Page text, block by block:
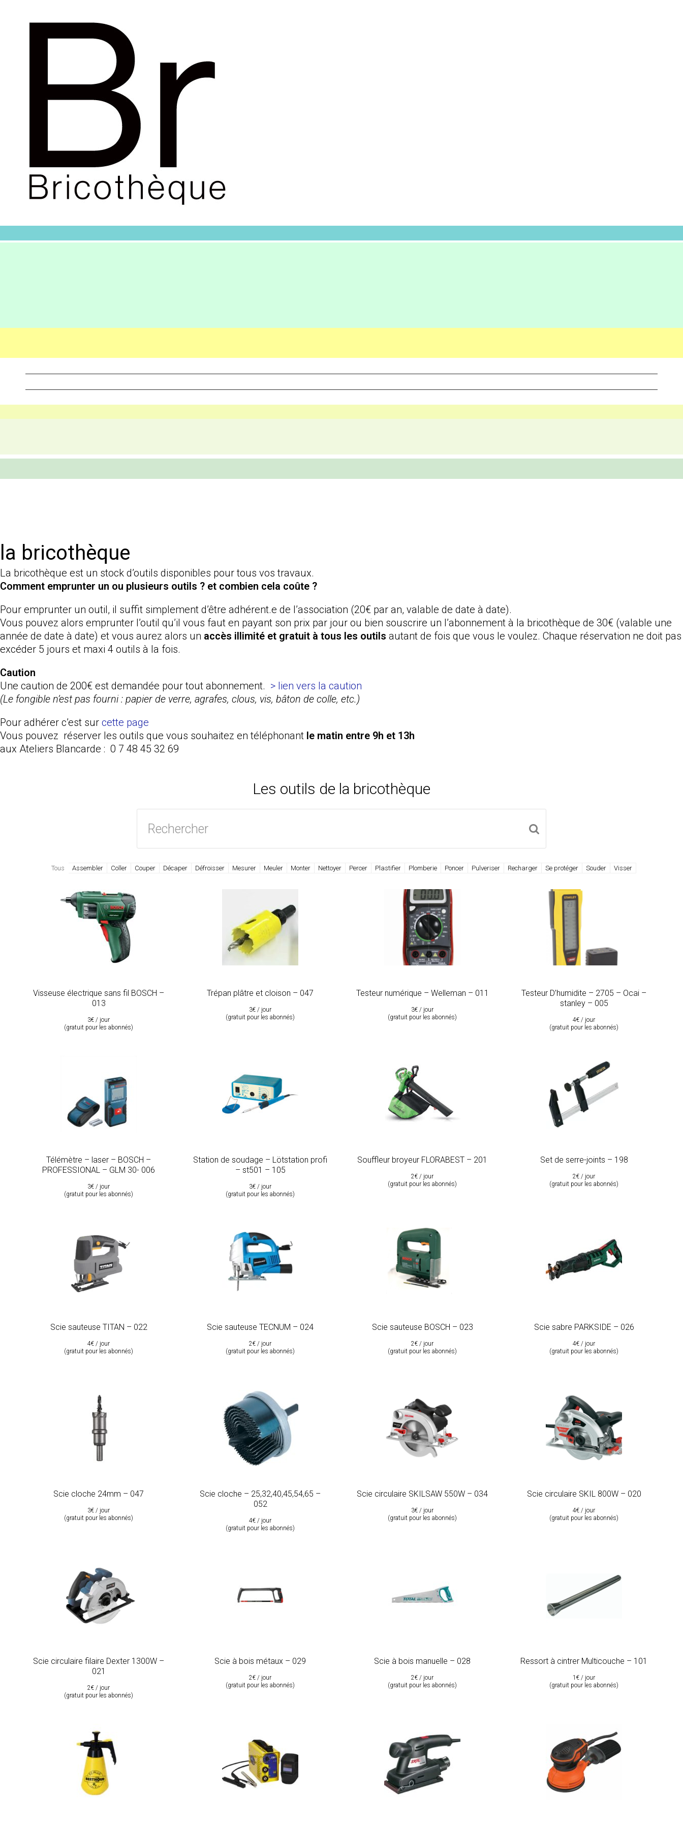
la bricothèque
La bricothèque est un stock d’outils disponibles pour tous vos travaux.
Comment emprunter un ou plusieurs outils ? et combien cela coûte ?
Pour emprunter un outil, il suffit simplement d’être adhérent.e de l’association (20€ par an, valable de date à date).
Vous pouvez alors emprunter l’outil qu’il vous faut en payant son prix par jour ou bien souscrire un l’abonnement à la bricothèque de 30€ (valable une
année de date à date) et vous aurez alors un accès illimité et gratuit à tous les outils autant de fois que vous le voulez. Chaque réservation ne doit pas
excéder 5 jours et maxi 4 outils à la fois.
Caution
Une caution de 200€ est demandée pour tout abonnement. > lien vers la caution
(Le fongible n’est pas fourni : papier de verre, agrafes, clous, vis, bâton de colle, etc.)
Pour adhérer c’est sur cette page
Vous pouvez réserver les outils que vous souhaitez en téléphonant le matin entre 9h et 13h
aux Ateliers Blancarde : 0 7 48 45 32 69
Les outils de la bricothèque
Tous Assembler Coller Couper Décaper Défroisser Mesurer Meuler Monter Nettoyer Percer Plastifier Plomberie Poncer Pulveriser Recharger Se protéger Souder Visser
Visseuse électrique sans fil BOSCH –
013
3€ / jour
(gratuit pour les abonnés)
Trépan plâtre et cloison – 047
3€ / jour
(gratuit pour les abonnés)
Testeur numérique – Welleman – 011
3€ / jour
(gratuit pour les abonnés)
Testeur D’humidite – 2705 – Ocai –
stanley – 005
4€ / jour
(gratuit pour les abonnés)
Télémètre – laser – BOSCH –
PROFESSIONAL – GLM 30- 006
3€ / jour
(gratuit pour les abonnés)
Station de soudage – Lötstation profi
– st501 – 105
3€ / jour
(gratuit pour les abonnés)
Souffleur broyeur FLORABEST – 201
2€ / jour
(gratuit pour les abonnés)
Set de serre-joints – 198
2€ / jour
(gratuit pour les abonnés)
Scie sauteuse TITAN – 022
4€ / jour
(gratuit pour les abonnés)
Scie sauteuse TECNUM – 024
2€ / jour
(gratuit pour les abonnés)
Scie sauteuse BOSCH – 023
2€ / jour
(gratuit pour les abonnés)
Scie sabre PARKSIDE – 026
4€ / jour
(gratuit pour les abonnés)
Scie cloche 24mm – 047
3€ / jour
(gratuit pour les abonnés)
Scie cloche – 25,32,40,45,54,65 –
052
4€ / jour
(gratuit pour les abonnés)
Scie circulaire SKILSAW 550W – 034
3€ / jour
(gratuit pour les abonnés)
Scie circulaire SKIL 800W – 020
4€ / jour
(gratuit pour les abonnés)
Scie circulaire filaire Dexter 1300W –
021
2€ / jour
(gratuit pour les abonnés)
Scie à bois métaux – 029
2€ / jour
(gratuit pour les abonnés)
Scie à bois manuelle – 028
2€ / jour
(gratuit pour les abonnés)
Ressort à cintrer Multicouche – 101
1€ / jour
(gratuit pour les abonnés)